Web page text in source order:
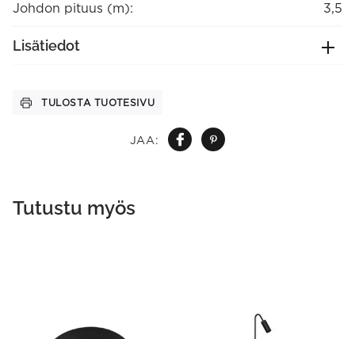
JAA:
Johdon pituus (m):
3,5
Lisätiedot
TULOSTA TUOTESIVU
Tutustu myös
product
product